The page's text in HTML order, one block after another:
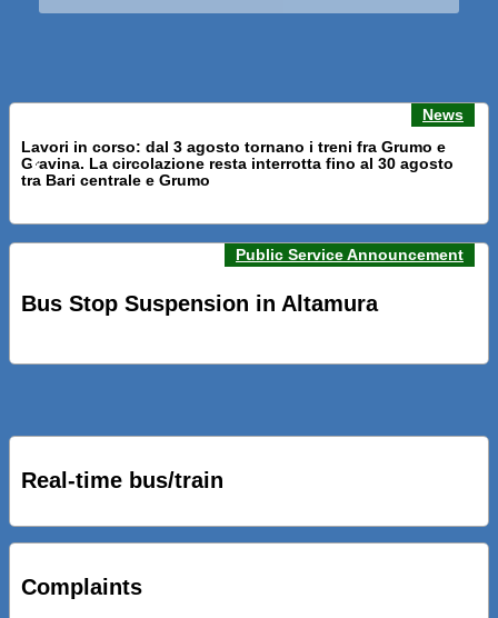
News
Lavori in corso: dal 3 agosto tornano i treni fra Grumo e
Gravina. La circolazione resta interrotta fino al 30 agosto
tra Bari centrale e Grumo
PRESENTATI A BARI NUOVI SERVIZI FALMAPS E LIVECHAT.
IL TUO BUS ED IL TUO TRENO
CICLOPEDONALE FAL CONSEGNA ALLA CITTA’ LE NOVE
OPERE DEL PROGETTO
Previous news Next
Public Service Announcement
Bus Stop Suspension in Altamura
Real-time bus/train
Complaints